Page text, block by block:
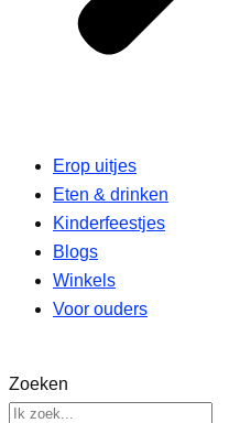
Erop uitjes
Eten & drinken
Kinderfeestjes
Blogs
Winkels
Voor ouders
Zoeken